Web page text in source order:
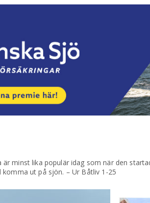
är minst lika populär idag som när den
komma ut på sjön. – Ur Båtliv 1-25